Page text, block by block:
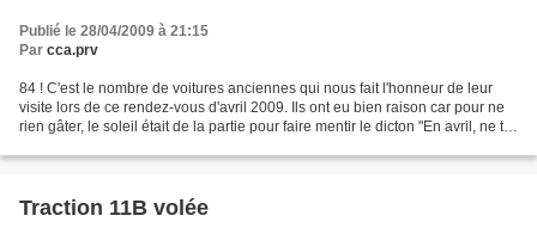
Publié le 28/04/2009 à 21:15
Par cca.prv
84 ! C'est le nombre de voitures anciennes qui nous fait l'honneur de leur
visite lors de ce rendez-vous d'avril 2009. Ils ont eu bien raison car pour ne
rien gâter, le soleil était de la partie pour faire mentir le dicton "En avril, ne te
Traction 11B volée